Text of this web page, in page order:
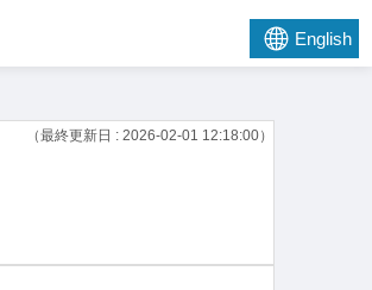
English
（最終更新日 : 2026-02-01 12:18:00）